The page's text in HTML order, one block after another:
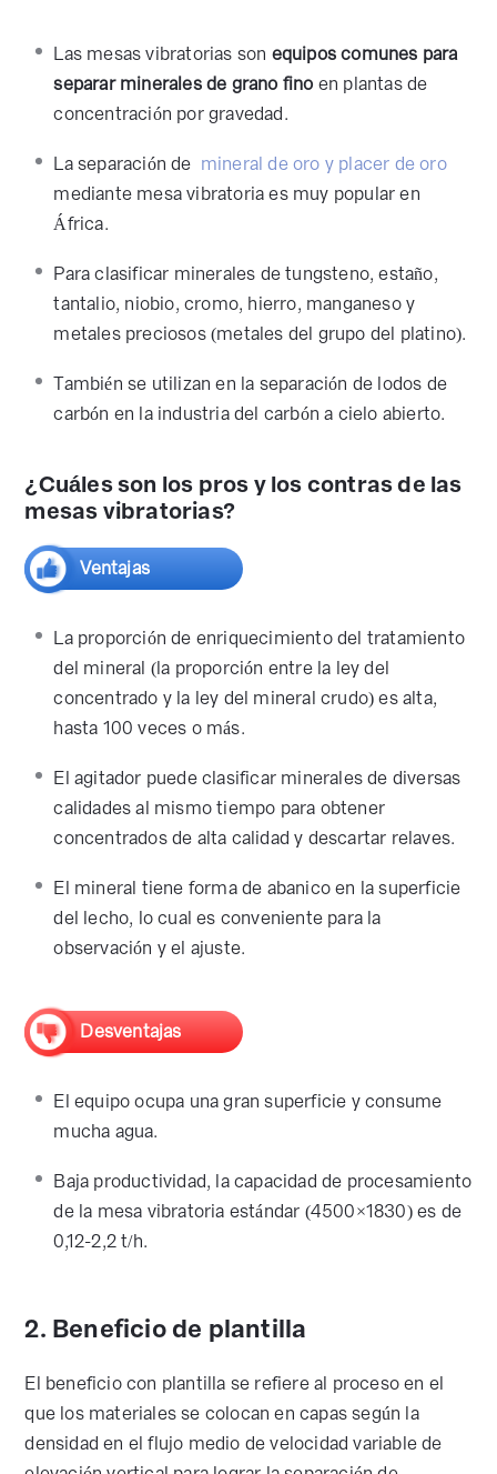
Las mesas vibratorias son equipos comunes para
separar minerales de grano fino en plantas de
concentración por gravedad.
La separación de mineral de oro y placer de oro
mediante mesa vibratoria es muy popular en
África.
Para clasificar minerales de tungsteno, estaño,
tantalio, niobio, cromo, hierro, manganeso y
metales preciosos (metales del grupo del platino).
También se utilizan en la separación de lodos de
carbón en la industria del carbón a cielo abierto.
¿Cuáles son los pros y los contras de las
mesas vibratorias?
Ventajas
La proporción de enriquecimiento del tratamiento
del mineral (la proporción entre la ley del
concentrado y la ley del mineral crudo) es alta,
hasta 100 veces o más.
El agitador puede clasificar minerales de diversas
calidades al mismo tiempo para obtener
concentrados de alta calidad y descartar relaves.
El mineral tiene forma de abanico en la superficie
del lecho, lo cual es conveniente para la
observación y el ajuste.
Desventajas
El equipo ocupa una gran superficie y consume
mucha agua.
Baja productividad, la capacidad de procesamiento
de la mesa vibratoria estándar (4500×1830) es de
0,12-2,2 t/h.
2. Beneficio de plantilla
El beneficio con plantilla se refiere al proceso en el
que los materiales se colocan en capas según la
densidad en el flujo medio de velocidad variable de